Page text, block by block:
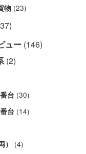
物 (23)
ュー (146)
(2)
台 (30)
台 (14)
） (4)